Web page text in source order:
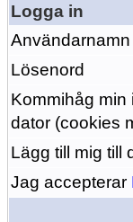
Logga in
Användarnamn
Lösenord
Kommihåg
dator (cookies
Lägg till mig till
Jag accepterar